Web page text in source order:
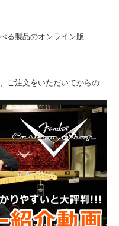
る製品のオンライン版
ご注文をいただいてからの